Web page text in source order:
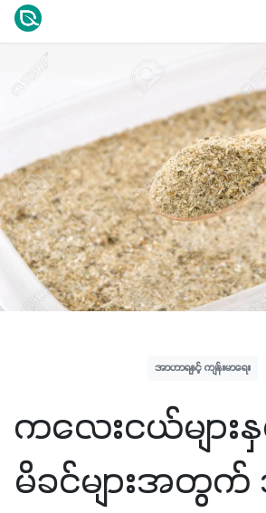
အာဟာရနှင့် ကျန်းမာရေး
ကလေးငယ်မျာ
မိခင်များအတွ